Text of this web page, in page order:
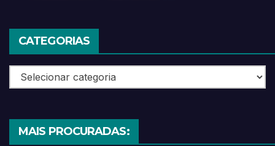
CATEGORIAS
Categorias
MAIS PROCURADAS: